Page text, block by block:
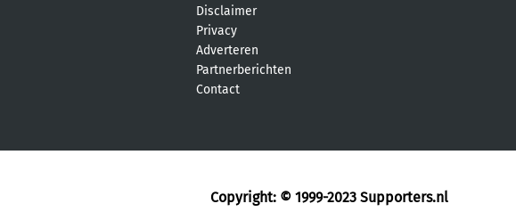
Disclaimer
Privacy
Adverteren
Partnerberichten
Contact
Copyright: © 1999-2023 Supporters.nl